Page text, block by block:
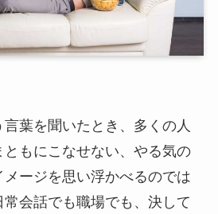
言葉を聞いたとき、多くの人
もにこなせない、やる気の
ージを思い浮かべるのでは
会話でも職場でも、決して